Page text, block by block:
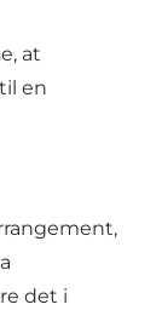
at
en
det i